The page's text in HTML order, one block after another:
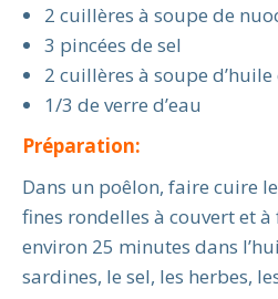
2 cuillères à soupe de
3 pincées de sel
2 cuillères à soupe d’huile
1/3 de verre d’eau
Préparation:
Dans un poêlon, faire cuire
fines rondelles à couvert et
environ 25 minutes dans
sardines, le sel, les herbes,